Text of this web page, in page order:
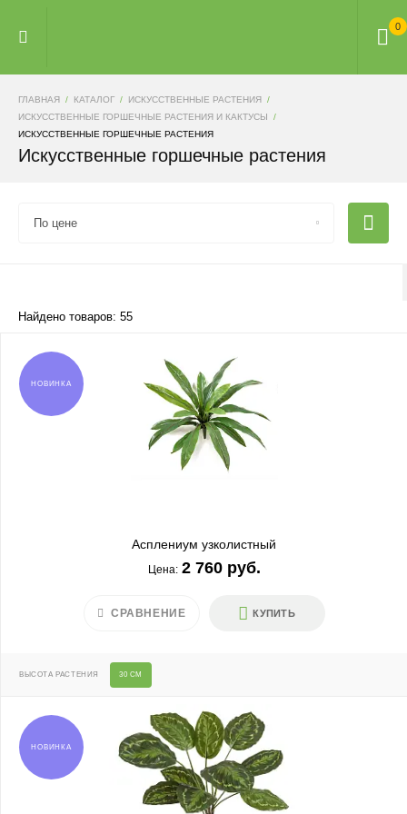
0
ГЛАВНАЯ КАТАЛОГ
ИСКУССТВЕННЫЕ РАСТЕНИЯ
ИСКУССТВЕННЫЕ ГОРШЕЧНЫЕ РАСТЕНИЯ И КАКТУСЫ
ИСКУССТВЕННЫЕ ГОРШЕЧНЫЕ РАСТЕНИЯ
Искусственные горшечные растения
По цене
Найдено товаров: 55
НОВИНКА
Асплениум узколистный
Цена: 2 760 руб.
КУПИТЬ
СРАВНЕНИЕ
ВЫСОТА РАСТЕНИЯ 30 СМ
НОВИНКА